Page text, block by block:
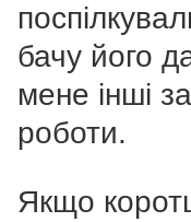
бачу його
мене інші
роботи.
Якщо